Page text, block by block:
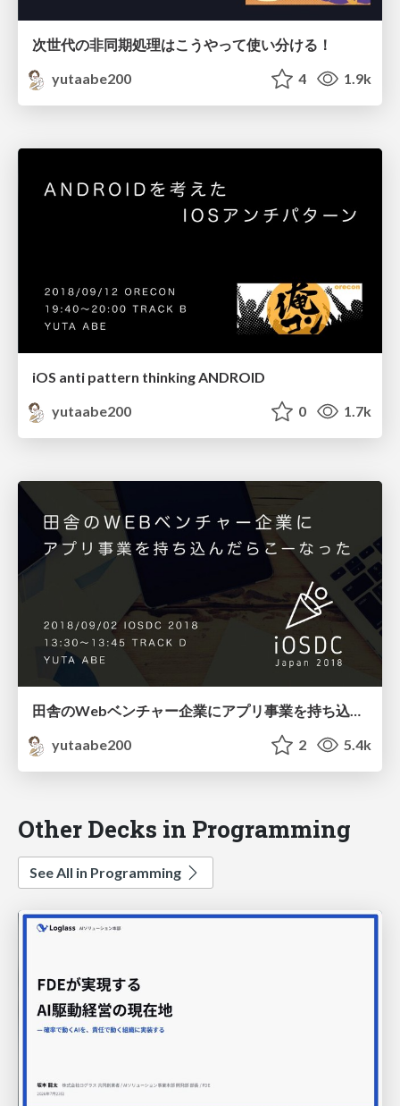
次世代の非同期処理はこうやって使い分ける！
yutaabe200
4 1.9k
iOS anti pattern thinking ANDROID
yutaabe200
0 1.7k
田舎のWebベンチャー企業にアプリ事業を持ち込んだらこーなった
yutaabe200
2 5.4k
Other Decks in Programming
See All in Programming